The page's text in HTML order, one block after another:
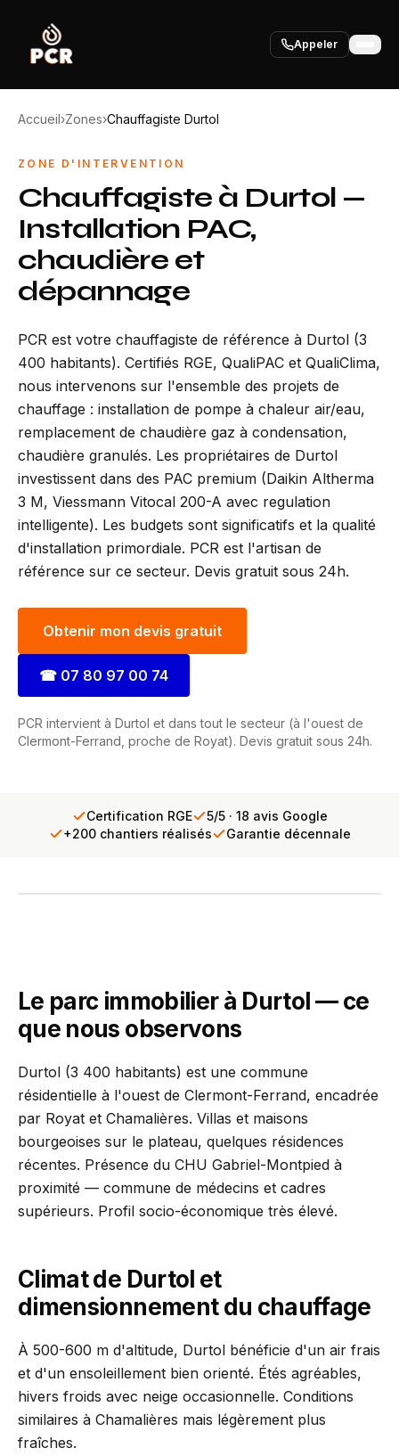
Appeler
Accueil›Zones›Chauffagiste Durtol
ZONE D'INTERVENTION
Chauffagiste à Durtol —
Installation PAC,
chaudière et
dépannage
PCR est votre chauffagiste de référence à Durtol (3
400 habitants). Certifiés RGE, QualiPAC et QualiClima,
nous intervenons sur l'ensemble des projets de
chauffage : installation de pompe à chaleur air/eau,
remplacement de chaudière gaz à condensation,
chaudière granulés. Les propriétaires de Durtol
investissent dans des PAC premium (Daikin Altherma
3 M, Viessmann Vitocal 200-A avec regulation
intelligente). Les budgets sont significatifs et la qualité
d'installation primordiale. PCR est l'artisan de
référence sur ce secteur. Devis gratuit sous 24h.
Obtenir mon devis gratuit
☎ 07 80 97 00 74
PCR intervient à Durtol et dans tout le secteur (à l'ouest de
Clermont-Ferrand, proche de Royat). Devis gratuit sous 24h.
Certification RGE
5/5 · 18 avis Google
+200 chantiers réalisés
Garantie décennale
Le parc immobilier à Durtol — ce
que nous observons
Durtol (3 400 habitants) est une commune
résidentielle à l'ouest de Clermont-Ferrand, encadrée
par Royat et Chamalières. Villas et maisons
bourgeoises sur le plateau, quelques résidences
récentes. Présence du CHU Gabriel-Montpied à
proximité — commune de médecins et cadres
supérieurs. Profil socio-économique très élevé.
Climat de Durtol et
dimensionnement du chauffage
À 500-600 m d'altitude, Durtol bénéficie d'un air frais
et d'un ensoleillement bien orienté. Étés agréables,
hivers froids avec neige occasionnelle. Conditions
similaires à Chamalières mais légèrement plus
fraîches.